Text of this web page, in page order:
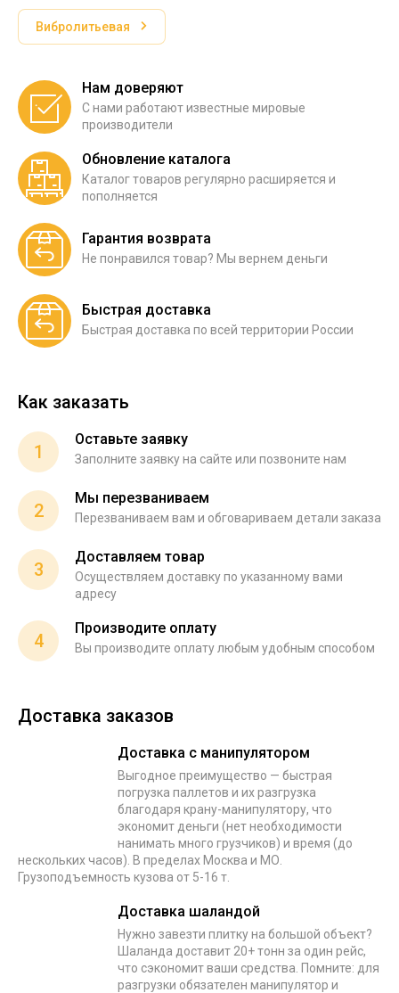
Вибролитьевая
Нам доверяют
С нами работают известные мировые
производители
Обновление каталога
Каталог товаров регулярно расширяется и
пополняется
Гарантия возврата
Не понравился товар? Мы вернем деньги
Быстрая доставка
Быстрая доставка по всей территории России
Как заказать
1
Оставьте заявку
Заполните заявку на сайте или позвоните нам
2
Мы перезваниваем
Перезваниваем вам и обговариваем детали заказа
3
Доставляем товар
Осуществляем доставку по указанному вами
адресу
4
Производите оплату
Вы производите оплату любым удобным способом
Доставка заказов
Доставка с манипулятором
Выгодное преимущество — быстрая
погрузка паллетов и их разгрузка
благодаря крану-манипулятору, что
экономит деньги (нет необходимости
нанимать много грузчиков) и время (до
нескольких часов). В пределах Москва и МО.
Грузоподъемность кузова от 5-16 т.
Доставка шаландой
Нужно завезти плитку на большой объект?
Шаланда доставит 20+ тонн за один рейс,
что сэкономит ваши средства. Помните: для
разгрузки обязателен манипулятор и